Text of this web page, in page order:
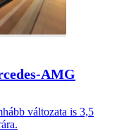
AMG
változata is 3,5